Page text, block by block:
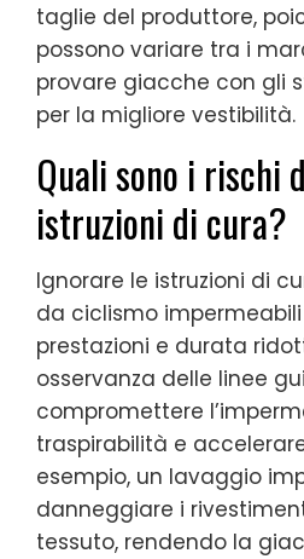
taglie del produttore,
possono variare tra i
provare giacche con gli
per la migliore vestibilità.
Quali sono i rischi
istruzioni di cura?
Ignorare le istruzioni di
da ciclismo
prestazioni e durata
osservanza delle linee
compromettere
traspirabilità e accelerare
esempio, un lavaggio
danneggiare i
tessuto, rendendo la